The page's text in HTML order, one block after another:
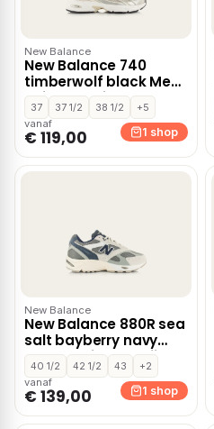
New Balance
New Balance 740
timberwolf black Mesh
Unisex – Beige
37 37 1/2 38 1/2
+5
vanaf
€ 119,00 1 shop
New Balance
New Balance 880R sea
salt bayberry navy
Suede Unisex – Grijs
40 1/2 42 1/2 43
+2
vanaf
€ 139,00 1 shop